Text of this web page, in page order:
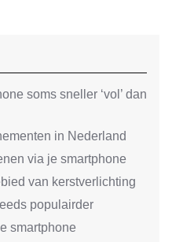
soms sneller ‘vol’ dan
in Nederland
via je smartphone
van kerstverlichting
populairder
smartphone